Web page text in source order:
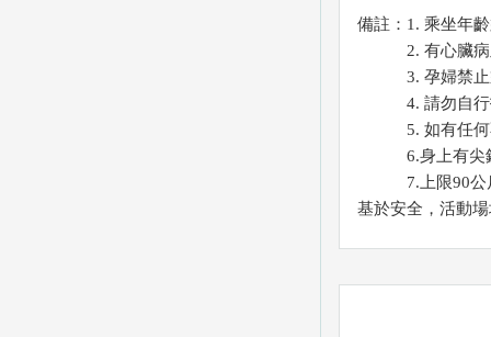
備註：1. 乘坐年
2. 有心臟病及
3. 孕婦禁止
4. 請勿自行拆
5. 如有任何不
6.身上有尖銳
7.上限90公斤
基於安全，活動